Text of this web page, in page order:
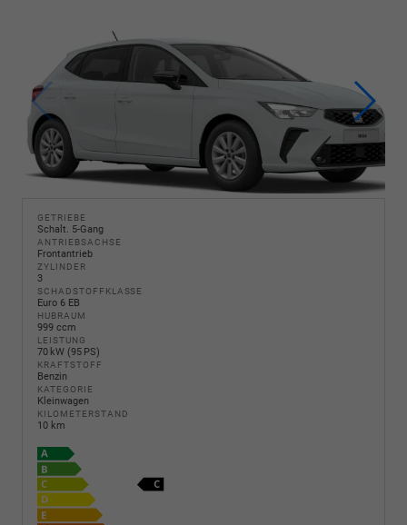
GETRIEBE
Schalt. 5-Gang
ANTRIEBSACHSE
Frontantrieb
ZYLINDER
3
SCHADSTOFFKLASSE
Euro 6 EB
HUBRAUM
999 ccm
LEISTUNG
70 kW (95 PS)
KRAFTSTOFF
Benzin
KATEGORIE
Kleinwagen
KILOMETERSTAND
10 km